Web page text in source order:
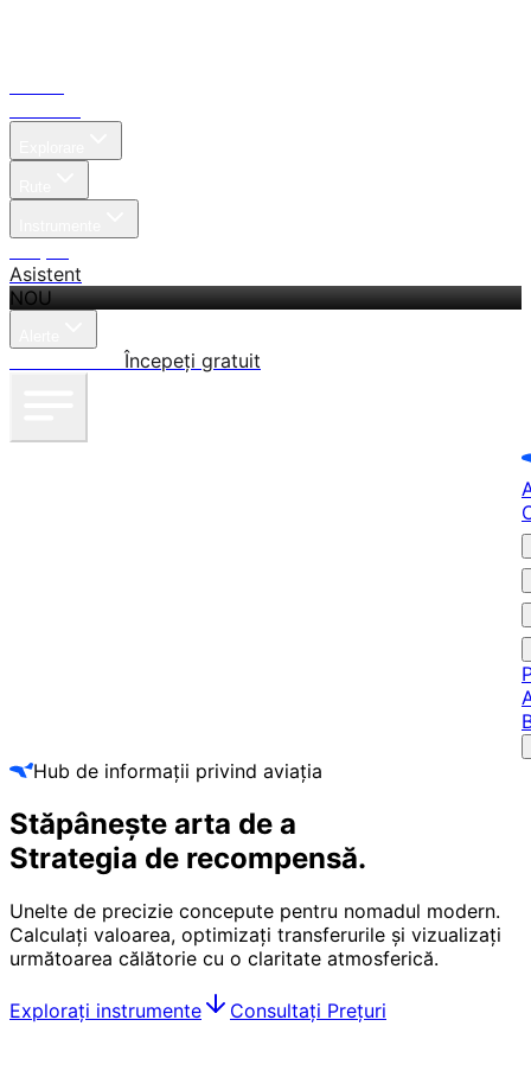
Asistent
NOU
Începeți gratuit
Hub de informații privind aviația
Stăpânește arta de a
Strategia de recompensă.
Unelte de precizie concepute pentru nomadul modern.
Calculați valoarea, optimizați transferurile și vizualizați
următoarea călătorie cu o claritate atmosferică.
Explorați instrumente Consultați Prețuri